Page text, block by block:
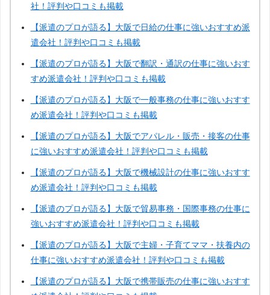
社！評判や口コミも掲載
【派遣のプロが語る】大阪で日給の仕事に強いおすすめ派
遣会社！評判や口コミも掲載
【派遣のプロが語る】大阪で翻訳・通訳の仕事に強いおす
すめ派遣会社！評判や口コミも掲載
【派遣のプロが語る】大阪で一般事務の仕事に強いおすす
め派遣会社！評判や口コミも掲載
【派遣のプロが語る】大阪でアパレル・販売・接客の仕事
に強いおすすめ派遣会社！評判や口コミも掲載
【派遣のプロが語る】大阪で機械設計の仕事に強いおすす
め派遣会社！評判や口コミも掲載
【派遣のプロが語る】大阪で貿易事務・国際事務の仕事に
強いおすすめ派遣会社！評判や口コミも掲載
【派遣のプロが語る】大阪で主婦・子育てママ・扶養内の
仕事に強いおすすめ派遣会社！評判や口コミも掲載
【派遣のプロが語る】大阪で携帯販売の仕事に強いおすす